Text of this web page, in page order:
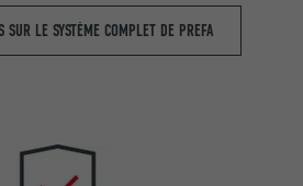
SUR LE SYSTÈME COMPLET DE PREFA